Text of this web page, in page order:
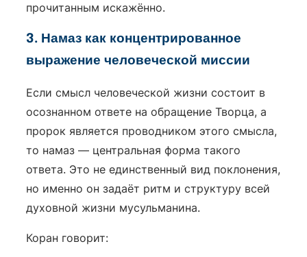
прочитанным искажённо.
3. Намаз как концентрированное
выражение человеческой миссии
Если смысл человеческой жизни состоит в
осознанном ответе на обращение Творца, а
пророк является проводником этого смысла,
то намаз — центральная форма такого
ответа. Это не единственный вид поклонения,
но именно он задаёт ритм и структуру всей
духовной жизни мусульманина.
Коран говорит: